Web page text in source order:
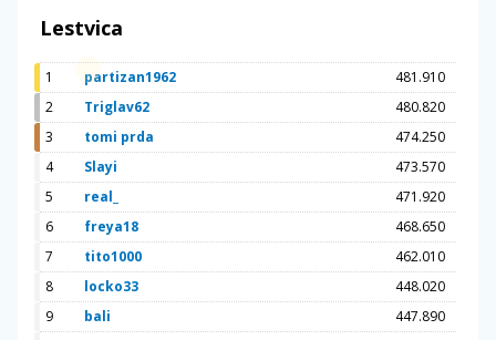
Lestvica
1 partizan1962
481.910
2
Triglav62
480.820
3
tomi prda
474.250
4
Slayi
473.570
5
real_
471.920
6
freya18
468.650
7
tito1000
462.010
8
locko33
448.020
9
bali
447.890